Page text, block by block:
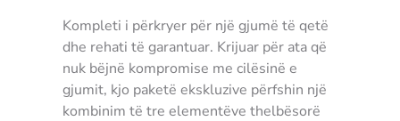
Kompleti i përkryer për një gjumë të qetë
dhe rehati të garantuar. Krijuar për ata që
nuk bëjnë kompromise me cilësinë e
gjumit, kjo paketë ekskluzive përfshin një
kombinim të tre elementëve thelbësorë